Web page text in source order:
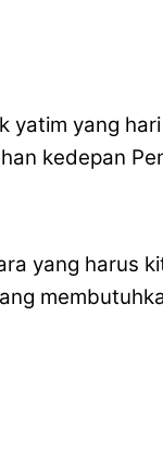
yang
kedepan
yang harus